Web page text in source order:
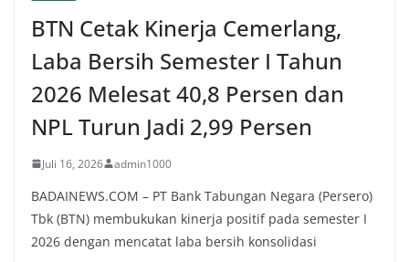
BTN Cetak Kinerja Cemerlang,
Laba Bersih Semester I Tahun
2026 Melesat 40,8 Persen dan
NPL Turun Jadi 2,99 Persen
Juli 16, 2026 admin1000
BADAINEWS.COM – PT Bank Tabungan Negara (Persero)
Tbk (BTN) membukukan kinerja positif pada semester I
2026 dengan mencatat laba bersih konsolidasi